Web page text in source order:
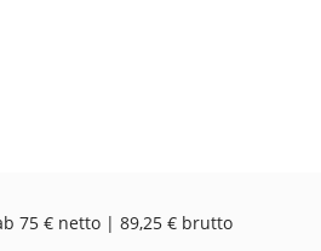
75 € netto | 89,25 € brutto